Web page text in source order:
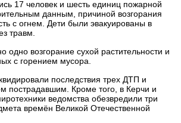
17 человек и шесть единиц пожарной
данным, причиной возгорания
с огнем. Дети были эвакуированы в
травм.
одно возгорание сухой растительности и
с горением мусора.
последствия трех ДТП и
пострадавшим. Кроме того, в Керчи и
ведомства обезвредили три
времён Великой Отечественной